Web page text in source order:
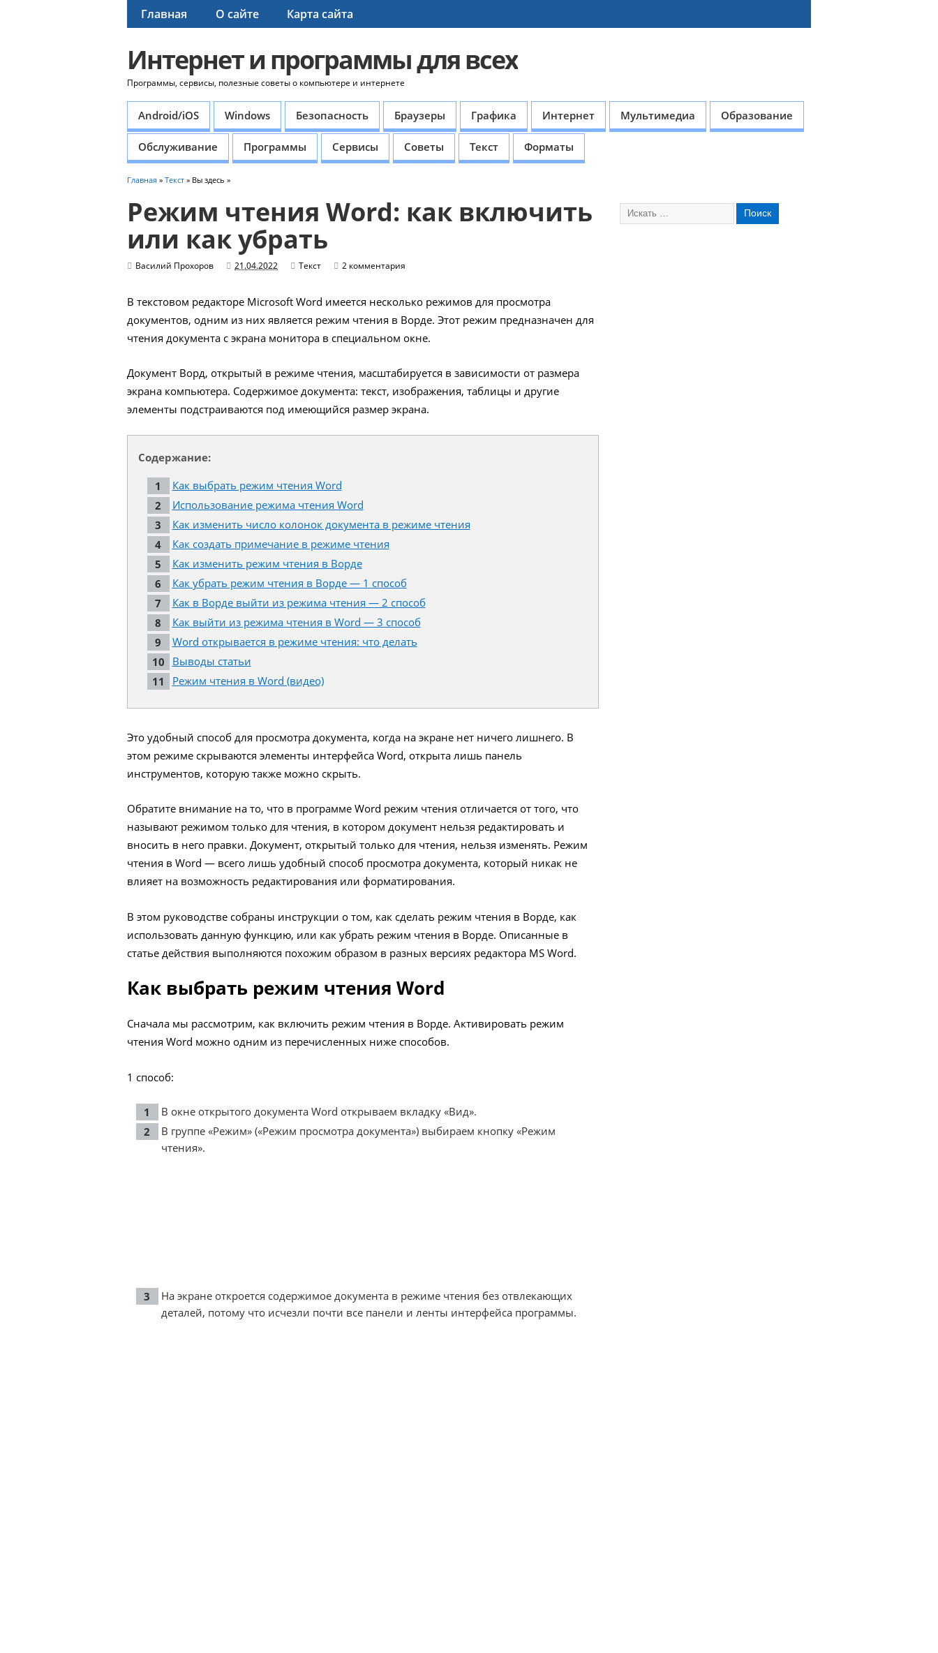
Главная О сайте Карта сайта
Интернет и программы для всех
Программы, сервисы, полезные советы о компьютере и интернете
Android/iOS Windows Безопасность Браузеры Графика Интернет Мультимедиа Образование
Обслуживание Программы Сервисы Советы Текст Форматы
Главная » Текст » Вы здесь »
Режим чтения Word: как включить
или как убрать
Василий Прохоров 21.04.2022 Текст 2 комментария
В текстовом редакторе Microsoft Word имеется несколько режимов для просмотра
документов, одним из них является режим чтения в Ворде. Этот режим предназначен для
чтения документа с экрана монитора в специальном окне.
Документ Ворд, открытый в режиме чтения, масштабируется в зависимости от размера
экрана компьютера. Содержимое документа: текст, изображения, таблицы и другие
элементы подстраиваются под имеющийся размер экрана.
Содержание:
Как выбрать режим чтения Word
Использование режима чтения Word
Как изменить число колонок документа в режиме чтения
Как создать примечание в режиме чтения
Как изменить режим чтения в Ворде
Как убрать режим чтения в Ворде — 1 способ
Как в Ворде выйти из режима чтения — 2 способ
Как выйти из режима чтения в Word — 3 способ
Word открывается в режиме чтения: что делать
Выводы статьи
Режим чтения в Word (видео)
Это удобный способ для просмотра документа, когда на экране нет ничего лишнего. В
этом режиме скрываются элементы интерфейса Word, открыта лишь панель
инструментов, которую также можно скрыть.
Обратите внимание на то, что в программе Word режим чтения отличается от того, что
называют режимом только для чтения, в котором документ нельзя редактировать и
вносить в него правки. Документ, открытый только для чтения, нельзя изменять. Режим
чтения в Word — всего лишь удобный способ просмотра документа, который никак не
влияет на возможность редактирования или форматирования.
В этом руководстве собраны инструкции о том, как сделать режим чтения в Ворде, как
использовать данную функцию, или как убрать режим чтения в Ворде. Описанные в
статье действия выполняются похожим образом в разных версиях редактора MS Word.
Как выбрать режим чтения Word
Сначала мы рассмотрим, как включить режим чтения в Ворде. Активировать режим
чтения Word можно одним из перечисленных ниже способов.
1 способ:
В окне открытого документа Word открываем вкладку «Вид».
В группе «Режим» («Режим просмотра документа») выбираем кнопку «Режим
чтения».
На экране откроется содержимое документа в режиме чтения без отвлекающих
деталей, потому что исчезли почти все панели и ленты интерфейса программы.